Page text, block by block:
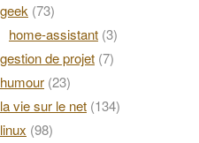
geek (73)
home-assistant (3)
gestion de projet (7)
humour (23)
la vie sur le net (134)
linux (98)